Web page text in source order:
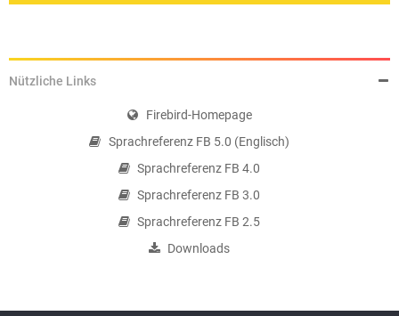
Nützliche Links
Firebird-Homepage
Sprachreferenz FB 5.0 (Englisch)
Sprachreferenz FB 4.0
Sprachreferenz FB 3.0
Sprachreferenz FB 2.5
Downloads